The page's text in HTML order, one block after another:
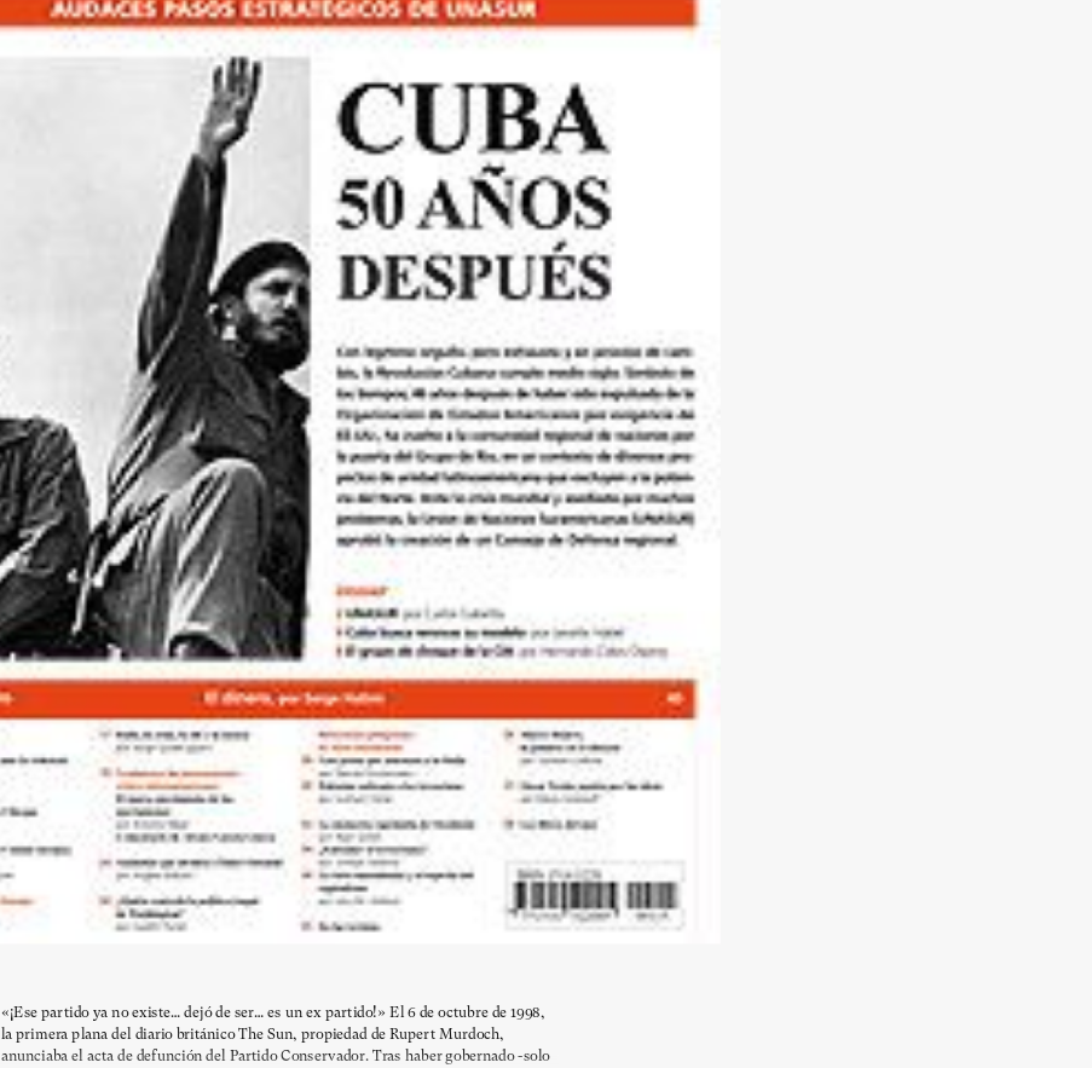
«¡Ese partido ya no existe… dejó de ser… es un ex partido!» El 6 de octubre de 1998,
la primera plana del diario británico The Sun, propiedad de Rupert Murdoch,
anunciaba el acta de defunción del Partido Conservador. Tras haber gobernado -solo